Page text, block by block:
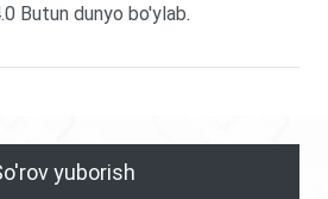
Butun dunyo bo'ylab.
yuborish